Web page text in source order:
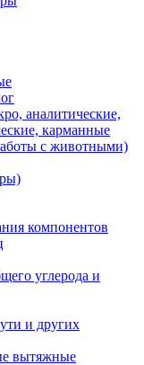
аналитические,
карманные
с животными)
компонентов
углерода и
и других
вытяжные